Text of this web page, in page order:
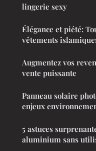
lingerie sexy
Élégance et piété:
vêtements
Augmentez vos
vente puissante
Panneau solaire
enjeux
5 astuces
aluminium sans